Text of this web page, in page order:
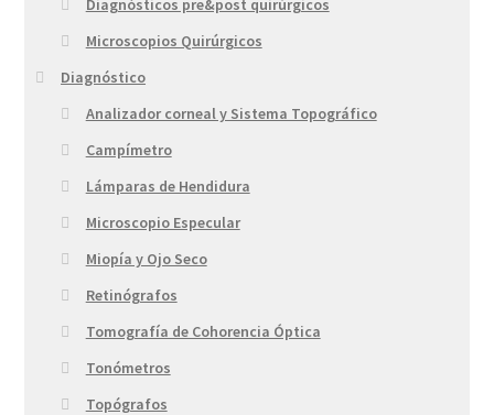
Diagnósticos pre&post quirúrgicos
Microscopios Quirúrgicos
Diagnóstico
Analizador corneal y Sistema Topográfico
Campímetro
Lámparas de Hendidura
Microscopio Especular
Miopía y Ojo Seco
Retinógrafos
Tomografía de Cohorencia Óptica
Tonómetros
Topógrafos